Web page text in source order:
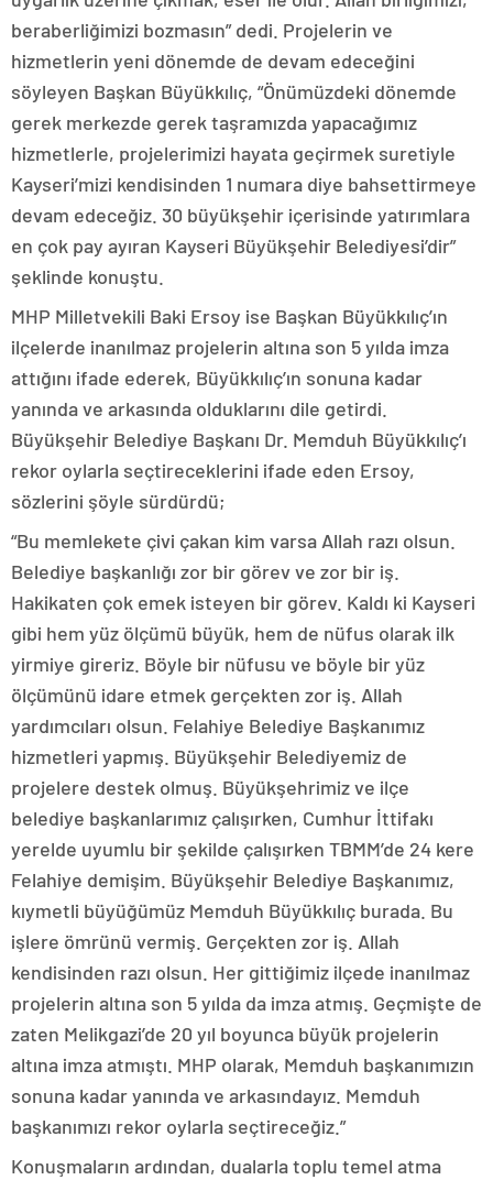
beraberliğimizi bozmasın” dedi. Projelerin ve
hizmetlerin yeni dönemde de devam edeceğini
söyleyen Başkan Büyükkılıç, “Önümüzdeki dönemde
gerek merkezde gerek taşramızda yapacağımız
hizmetlerle, projelerimizi hayata geçirmek suretiyle
Kayseri’mizi kendisinden 1 numara diye bahsettirmeye
devam edeceğiz. 30 büyükşehir içerisinde yatırımlara
en çok pay ayıran Kayseri Büyükşehir Belediyesi’dir”
şeklinde konuştu.
MHP Milletvekili Baki Ersoy ise Başkan Büyükkılıç’ın
ilçelerde inanılmaz projelerin altına son 5 yılda imza
attığını ifade ederek, Büyükkılıç’ın sonuna kadar
yanında ve arkasında olduklarını dile getirdi.
Büyükşehir Belediye Başkanı Dr. Memduh Büyükkılıç’ı
rekor oylarla seçtireceklerini ifade eden Ersoy,
sözlerini şöyle sürdürdü;
“Bu memlekete çivi çakan kim varsa Allah razı olsun.
Belediye başkanlığı zor bir görev ve zor bir iş.
Hakikaten çok emek isteyen bir görev. Kaldı ki Kayseri
gibi hem yüz ölçümü büyük, hem de nüfus olarak ilk
yirmiye gireriz. Böyle bir nüfusu ve böyle bir yüz
ölçümünü idare etmek gerçekten zor iş. Allah
yardımcıları olsun. Felahiye Belediye Başkanımız
hizmetleri yapmış. Büyükşehir Belediyemiz de
projelere destek olmuş. Büyükşehrimiz ve ilçe
belediye başkanlarımız çalışırken, Cumhur İttifakı
yerelde uyumlu bir şekilde çalışırken TBMM’de 24 kere
Felahiye demişim. Büyükşehir Belediye Başkanımız,
kıymetli büyüğümüz Memduh Büyükkılıç burada. Bu
işlere ömrünü vermiş. Gerçekten zor iş. Allah
kendisinden razı olsun. Her gittiğimiz ilçede inanılmaz
projelerin altına son 5 yılda da imza atmış. Geçmişte de
zaten Melikgazi’de 20 yıl boyunca büyük projelerin
altına imza atmıştı. MHP olarak, Memduh başkanımızın
sonuna kadar yanında ve arkasındayız. Memduh
başkanımızı rekor oylarla seçtireceğiz.”
Konuşmaların ardından, dualarla toplu temel atma